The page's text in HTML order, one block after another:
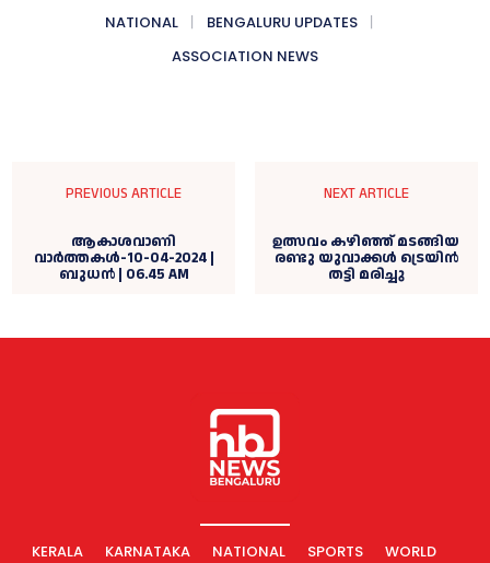
NATIONAL
BENGALURU UPDATES
ASSOCIATION NEWS
PREVIOUS ARTICLE
ആകാശവാണി
വാര്‍ത്തകള്‍-10-04-2024 |
ബുധന്‍ | 06.45 AM
NEXT ARTICLE
ഉത്സവം കഴിഞ്ഞ് മടങ്ങിയ
രണ്ടു യുവാക്കള്‍ ട്രെയിൻ
തട്ടി മരിച്ചു
KERALA KARNATAKA NATIONAL SPORTS
WORLD